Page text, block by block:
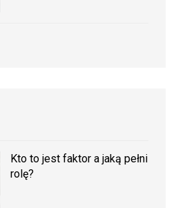
Kto to jest faktor a jaką pełni
rolę?